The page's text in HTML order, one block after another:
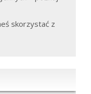
skorzystać z